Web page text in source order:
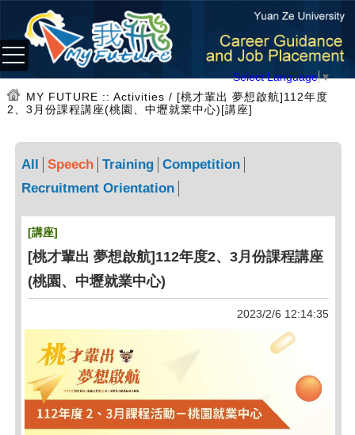
Select Language▼
MY FUTURE :: Activities / [桃才輩出 夢想啟航]112年度
2、3月份課程講座(桃園、中壢就業中心)[講座]
All Speech Training Competition
Recruitment Orientation
[講座]
[桃才輩出 夢想啟航]112年度2、3月份課程講座
(桃園、中壢就業中心)
2023/2/6 12:14:35